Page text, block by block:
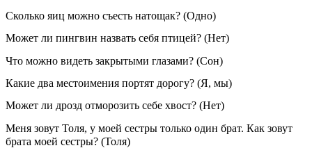
Сколько яиц можно съесть натощак? (Одно)
Может ли пингвин назвать себя птицей? (Нет)
Что можно видеть закрытыми глазами? (Сон)
Какие два местоимения портят дорогу? (Я, мы)
Может ли дрозд отморозить себе хвост? (Нет)
Меня зовут Толя, у моей сестры только один брат. Как зовут
брата моей сестры? (Толя)